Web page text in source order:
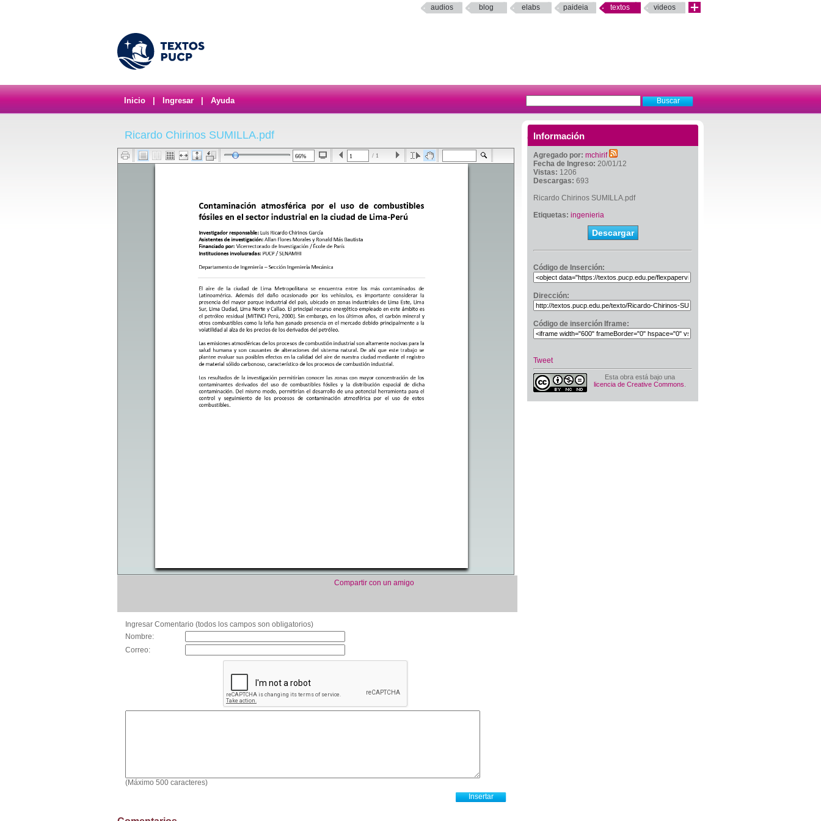
audios blog elabs paideia textos videos
Inicio Ingresar Ayuda
Información
Agregado por: mchirif
Fecha de Ingreso: 20/01/12
Vistas: 1206
Descargas: 693
Ricardo Chirinos SUMILLA.pdf
Etiquetas: ingenieria
Descargar
Código de Inserción:
Dirección:
Código de inserción Iframe:
Tweet
Esta obra está bajo una
licencia de Creative Commons
Ricardo Chirinos SUMILLA.pdf
/ 1
Compartir con un amigo
Ingresar Comentario (todos los campos son obligatorios)
Nombre:
Correo:
(Máximo 500 caracteres)